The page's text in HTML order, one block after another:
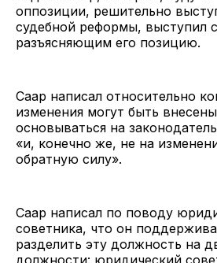
оппозиции, решительно
судебной реформы, выступил
разъясняющим его позицию.
Саар написал относительно
изменения могут быть
основываться на
«и, конечно же, не на
обратную силу».
Саар написал по поводу
советника, что он
разделить эту должность на
должности: юридический